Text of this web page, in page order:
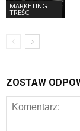
MARKETING
TREŚCI
ZOSTAW